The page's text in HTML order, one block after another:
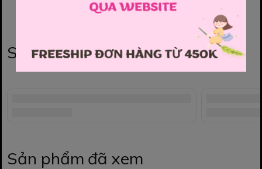
Sản phẩm liên quan
Sản phẩm đã xem